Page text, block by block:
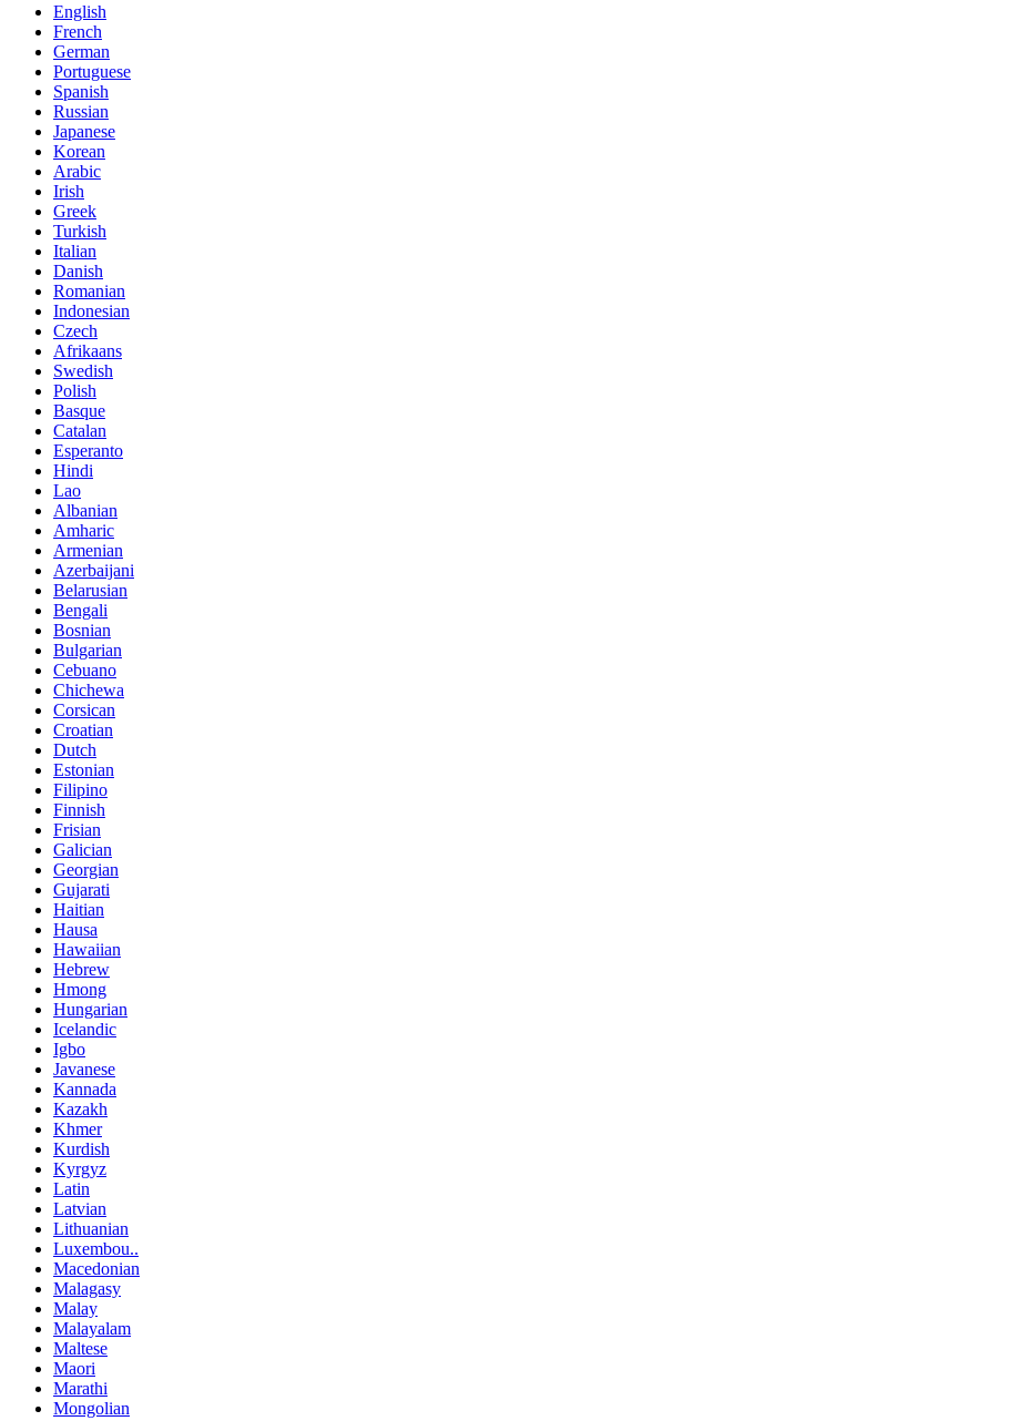
English
French
German
Portuguese
Spanish
Russian
Japanese
Korean
Arabic
Irish
Greek
Turkish
Italian
Danish
Romanian
Indonesian
Czech
Afrikaans
Swedish
Polish
Basque
Catalan
Esperanto
Hindi
Lao
Albanian
Amharic
Armenian
Azerbaijani
Belarusian
Bengali
Bosnian
Bulgarian
Cebuano
Chichewa
Corsican
Croatian
Dutch
Estonian
Filipino
Finnish
Frisian
Galician
Georgian
Gujarati
Haitian
Hausa
Hawaiian
Hebrew
Hmong
Hungarian
Icelandic
Igbo
Javanese
Kannada
Kazakh
Khmer
Kurdish
Kyrgyz
Latin
Latvian
Lithuanian
Luxembou..
Macedonian
Malagasy
Malay
Malayalam
Maltese
Maori
Marathi
Mongolian